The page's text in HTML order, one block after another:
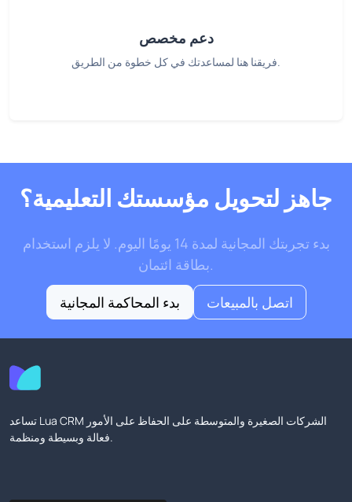
دعم مخصص
فريقنا هنا لمساعدتك في كل خطوة من الطريق.
جاهز لتحويل مؤسستك التعليمية؟
بدء تجربتك المجانية لمدة 14 يومًا اليوم. لا يلزم استخدام
بطاقة ائتمان.
بدء المحاكمة المجانية
اتصل بالمبيعات
تساعد Lua CRM الشركات الصغيرة والمتوسطة على الحفاظ على الأمور
فعالة وبسيطة ومنظمة.